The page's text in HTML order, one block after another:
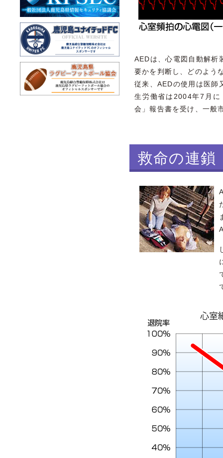
AEDは、心電図自動解析
要かを判断し、どのよう
従来、AEDの使用は医師
生労働省は2004年7月に
会」報告書を受け、一般
救命の連鎖